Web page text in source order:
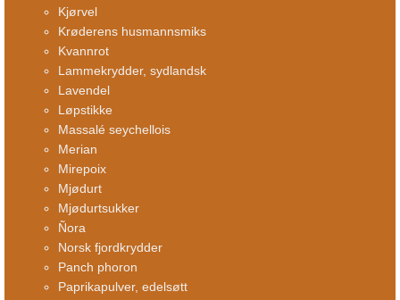
Kjørvel
Krøderens husmannsmiks
Kvannrot
Lammekrydder, sydlandsk
Lavendel
Løpstikke
Massalé seychellois
Merian
Mirepoix
Mjødurt
Mjødurtsukker
Ñora
Norsk fjordkrydder
Panch phoron
Paprikapulver, edelsøtt